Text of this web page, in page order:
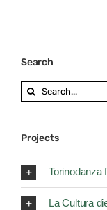
Search
Search
for:
Projects
Torinodanza
La Cultura